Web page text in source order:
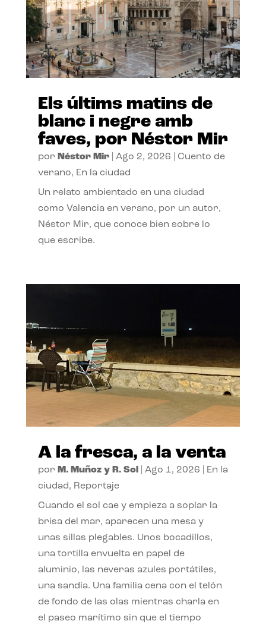
Els últims matins de
blanc i negre amb
faves, por Néstor Mir
por Néstor Mir| Ago 2, 2026
Cuento de
verano, En la ciudad
Un relato ambientado en una ciudad
como Valencia en verano, por un autor,
Néstor Mir, que conoce bien sobre lo
que escribe.
A la fresca, a la venta
por M. Muñoz y R. Sol| Ago 1, 2026
En la
ciudad, Reportaje
Cuando el sol cae y empieza a soplar la
brisa del mar, aparecen una mesa y
unas sillas plegables. Unos bocadillos,
una tortilla envuelta en papel de
aluminio, las neveras azules portátiles,
una sandía. Una familia cena con el telón
de fondo de las olas mientras charla en
el paseo marítimo sin que el tiempo